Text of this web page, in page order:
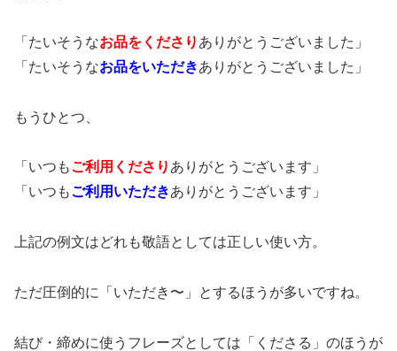
「たいそうなお品をくださり ありがとうございました」
「たいそうなお品をいただきありがとうございました」
もうひとつ、
「いつもご利用 くださり ありがとうございます」
「いつもご利用 いただきありがとうございます」
上記の例文はどれも敬語としては正しい使い方。
ただ圧倒的に「いただき〜」とするほうが多いですね。
結び・締めに使うフレーズとしては「くださる」のほうが